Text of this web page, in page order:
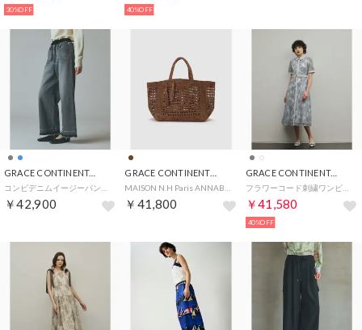
30%OFF 40%OFF
GRACE CONTINENTAL
￥42,900
GRACE CONTINENTAL
￥41,800
GRACE CONTINENTAL
フラワーコード刺繍ワンピース （グレー）
￥41,580
40%OFF